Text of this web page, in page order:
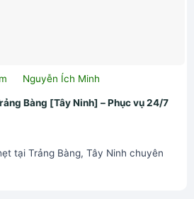
Nguyễn Ích Minh
Bàng [Tây Ninh] – Phục vụ 24/7
tại Trảng Bàng, Tây Ninh chuyên